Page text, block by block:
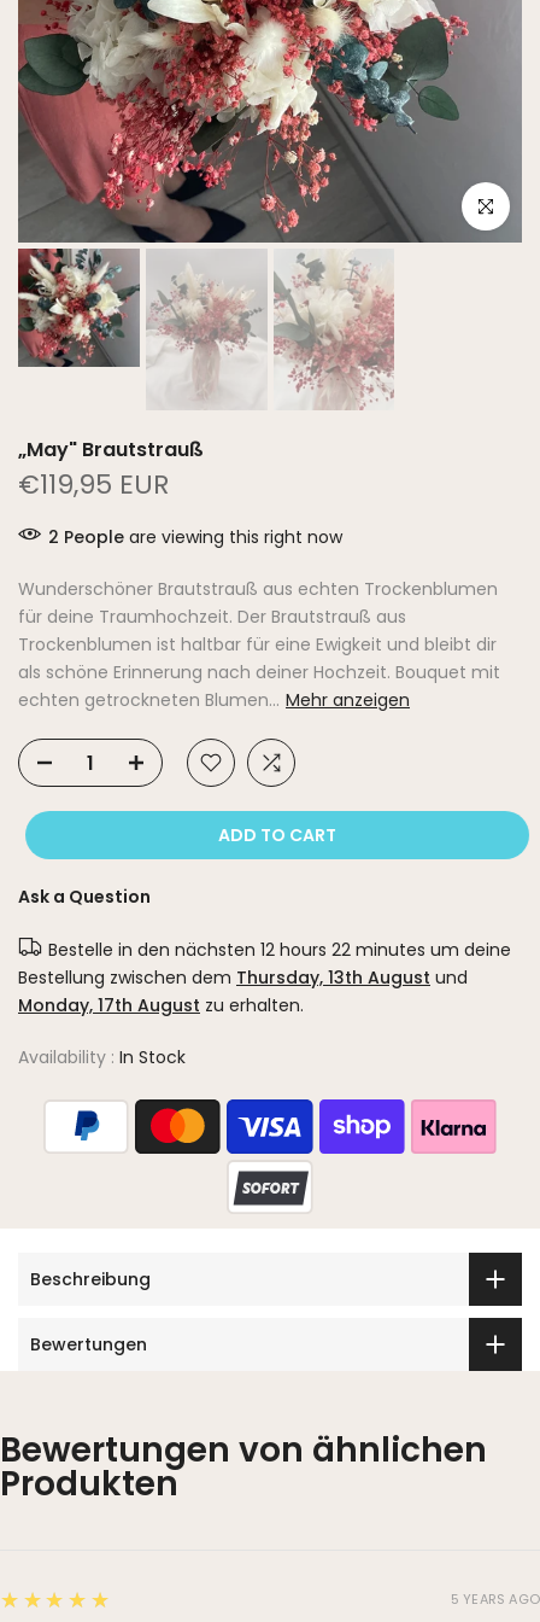
Click to
„May" Brautstrauß
€119,95 EUR
2 People are viewing this right now
Wunderschöner Brautstrauß aus echten Trockenblumen
für deine Traumhochzeit. Der Brautstrauß aus
Trockenblumen ist haltbar für eine Ewigkeit und bleibt dir
als schöne Erinnerung nach deiner Hochzeit. Bouquet mit
echten getrockneten Blumen... Mehr anzeigen
ADD TO CART
Ask a Question
Bestelle in den nächsten 12 hours 22 minutes um deine
Bestellung zwischen dem Thursday, 13th August und
Monday, 17th August zu erhalten.
Availability : In Stock
Beschreibung
Bewertungen
Bewertungen von ähnlichen
Produkten
5
★★★★★ 5 YEARS AGO